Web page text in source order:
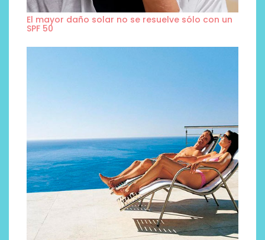
El mayor daño solar no se resuelve sólo con un
SPF 50